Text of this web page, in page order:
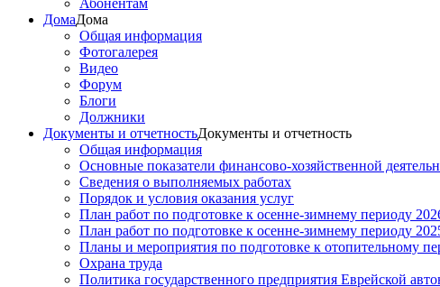
Абонентам
ДомаДома
Общая информация
Фотогалерея
Видео
Форум
Блоги
Должники
Документы и отчетностьДокументы и отчетность
Общая информация
Основные показатели финансово-хозяйственной
Сведения о выполняемых работах
Порядок и условия оказания услуг
План работ по подготовке к осенне-зимнему периоду
План работ по подготовке к осенне-зимнему периоду
Планы и мероприятия по подготовке к отопительному
Охрана труда
Политика государственного предприятия Еврейской